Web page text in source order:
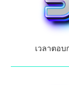
เวลาตอ